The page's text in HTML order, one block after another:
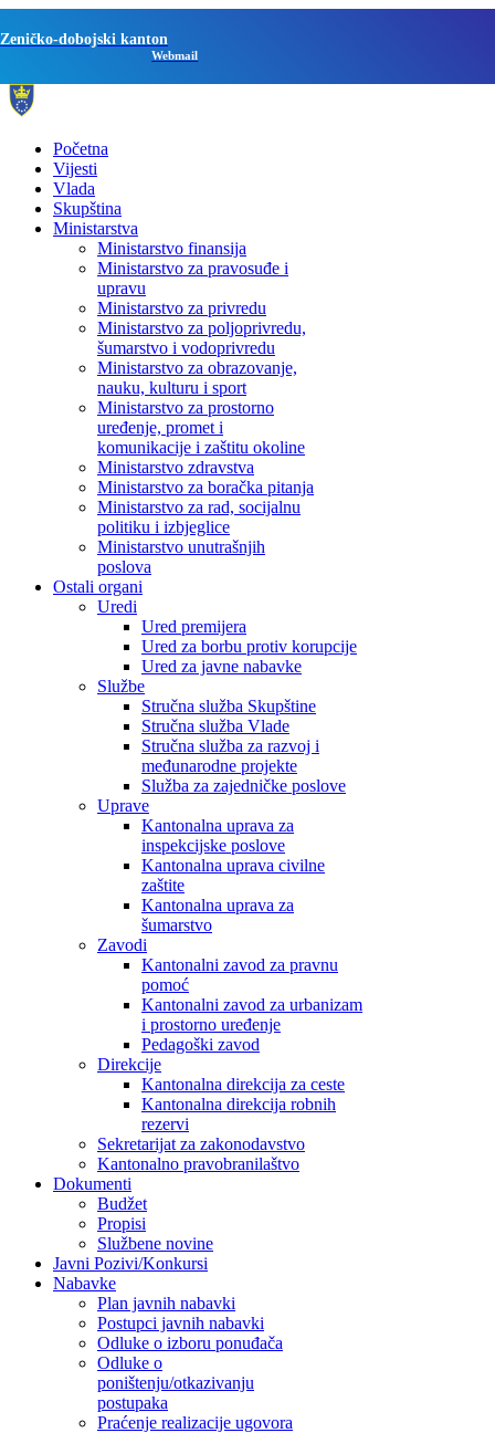
Zeničko-dobojski kanton
Webmail
Početna
Vijesti
Vlada
Skupština
Ministarstva
Ministarstvo finansija
Ministarstvo za pravosuđe i
upravu
Ministarstvo za privredu
Ministarstvo za poljoprivredu,
šumarstvo i vodoprivredu
Ministarstvo za obrazovanje,
nauku, kulturu i sport
Ministarstvo za prostorno
uređenje, promet i
komunikacije i zaštitu okoline
Ministarstvo zdravstva
Ministarstvo za boračka pitanja
Ministarstvo za rad, socijalnu
politiku i izbjeglice
Ministarstvo unutrašnjih
poslova
Ostali organi
Uredi
Ured premijera
Ured za borbu protiv korupcije
Ured za javne nabavke
Službe
Stručna služba Skupštine
Stručna služba Vlade
Stručna služba za razvoj i
međunarodne projekte
Služba za zajedničke poslove
Uprave
Kantonalna uprava za
inspekcijske poslove
Kantonalna uprava civilne
zaštite
Kantonalna uprava za
šumarstvo
Zavodi
Kantonalni zavod za pravnu
pomoć
Kantonalni zavod za urbanizam
i prostorno uređenje
Pedagoški zavod
Direkcije
Kantonalna direkcija za ceste
Kantonalna direkcija robnih
rezervi
Sekretarijat za zakonodavstvo
Kantonalno pravobranilaštvo
Dokumenti
Budžet
Propisi
Službene novine
Javni Pozivi/Konkursi
Nabavke
Plan javnih nabavki
Postupci javnih nabavki
Odluke o izboru ponuđača
Odluke o
poništenju/otkazivanju
postupaka
Praćenje realizacije ugovora